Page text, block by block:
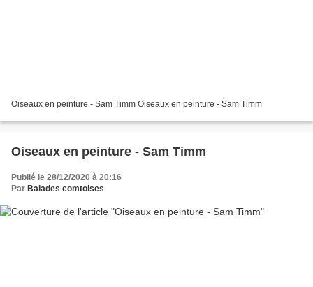
Oiseaux en peinture - Sam Timm Oiseaux en peinture - Sam Timm
Oiseaux en peinture - Sam Timm
Publié le 28/12/2020 à 20:16
Par Balades comtoises